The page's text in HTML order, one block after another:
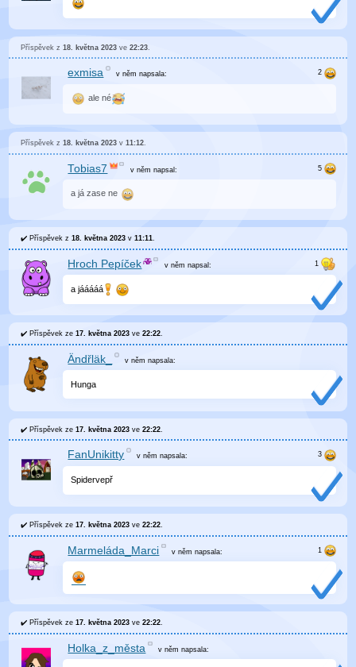
Příspěvek z18. května 2023 ve22:23
exmisa v němnapsala:
ale né
Příspěvek z18. května 2023 v11:12
Tobias7 v něm napsal:
a já zase ne
Příspěvek z18. května 2023 v11:11.
Hroch Pepíček v něm napsal:
a jááááá
Příspěvek ze17. května 2023 ve22:22.
Ändřläk_ v němnapsala:
Hunga
Příspěvek ze17. května 2023 ve22:22
FanUnikitty v němnapsala:
Spidervepř
Příspěvek ze17. května 2023 ve22:22
Marmeláda_Marci v němnapsala:
Příspěvek ze17. května 2023 ve22:22.
Holka_z_města v němnapsala: